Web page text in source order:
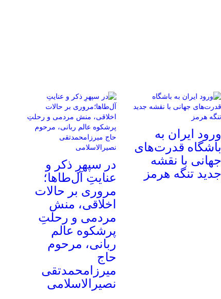
ورود ایران به
باشگاه قدرت‌های
جهانی با نقشه
جدید تنگه هرمز
در سپهرِ ذکر و
عنایتِ آل‌طاها؛
مروری بر حالات
اخلاقی، منش
مردمی و رحلتِ
پرشکوه عالم
ربانی، مرحوم
حاج
میرزامحمدتقی
نصیرالاسلامی